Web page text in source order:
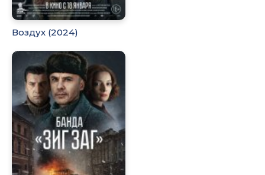
Воздух (2024)